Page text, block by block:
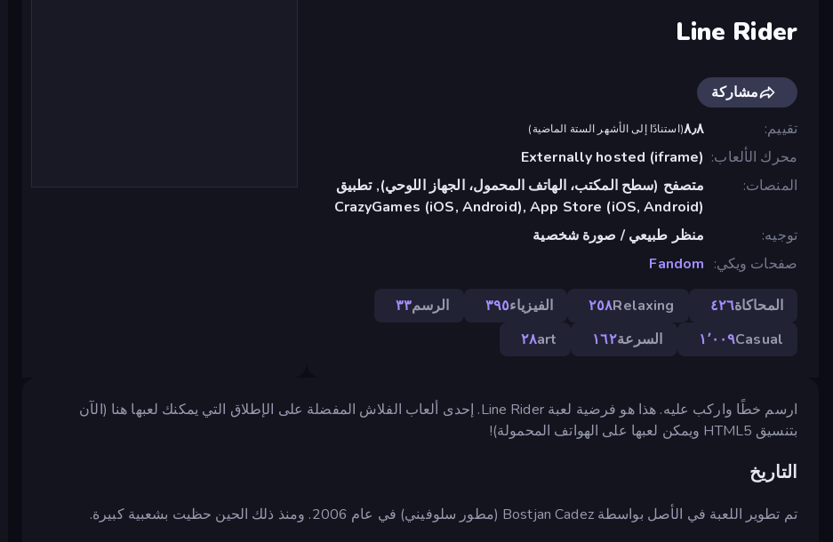
Line Rider
مشاركة
تقييم
٨٫٨(استنادًا إلى الأشهر الستة الماضية)
محرك الألعاب
Externally hosted (iframe)
المنصات
متصفح (سطح المكتب، الهاتف المحمول، الجهاز اللوحي), تطبيق
CrazyGames (iOS, Android), App Store (iOS, Android)
توجيه
منظر طبيعي / صورة شخصية
صفحات ويكي
Fandom
المحاكاة٤٢٦ Relaxing٢٥٨ الفيزياء٣٩٥ الرسم٣٣
Casual١٬٠٠٩ السرعة١٦٢ art٢٨
ارسم خطًا واركب عليه. هذا هو فرضية لعبة Line Rider. إحدى ألعاب الفلاش المفضلة على الإطلاق التي يمكنك لعبها هنا (الآن
بتنسيق HTML5 ويمكن لعبها على الهواتف المحمولة)!
التاريخ
تم تطوير اللعبة في الأصل بواسطة Bostjan Cadez (مطور سلوفيني) في عام 2006. ومنذ ذلك الحين حظيت بشعبية كبيرة.